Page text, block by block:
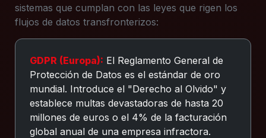
sistemas que cumplan con las leyes que rigen los
flujos de datos transfronterizos:
GDPR (Europa): El Reglamento General de
Protección de Datos es el estándar de oro
mundial. Introduce el "Derecho al Olvido" y
establece multas devastadoras de hasta 20
millones de euros o el 4% de la facturación
global anual de una empresa infractora.